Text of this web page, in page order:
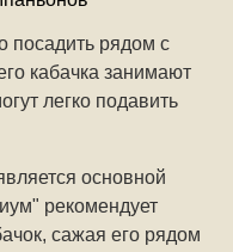
посадить рядом с
кабачка занимают
легко подавить
основной
рекомендует
сажая его рядом